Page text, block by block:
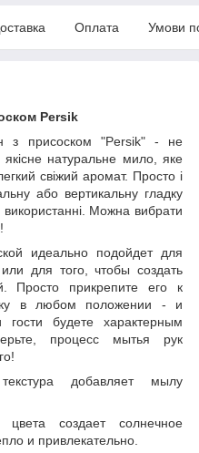
Оплата Умови
Persik
з присоском "Persik" - не
якісне натуральне мило, яке
свіжий аромат. Просто і
або вертикальну гладку
використанні. Можна вибрати
идеально подойдет для
для того, чтобы создать
Просто прикрепите его к
в любом положении - и
будете характерным
процесс мытья рук
добавляет мылу
создает солнечное
и привлекательно.